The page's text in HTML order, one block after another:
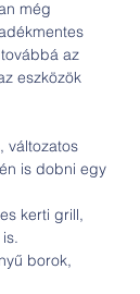
még
az
eszközök
változatos
is dobni egy
kerti grill,
borok,